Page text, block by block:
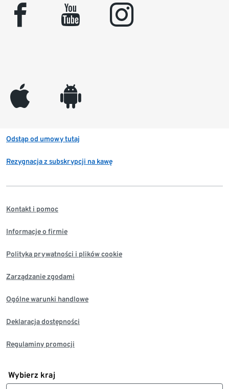
facebook youtube instagram
appleinc android
Odstąp od umowy tutaj
Rezygnacja z subskrypcji na kawę
Kontakt i pomoc
Informacje o firmie
Polityka prywatności i plików cookie
Zarządzanie zgodami
Ogólne warunki handlowe
Deklaracja dostępności
Regulaminy promocji
Wybierz kraj